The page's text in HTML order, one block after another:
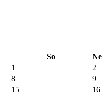
So
Ne
1
2
8
9
15 16